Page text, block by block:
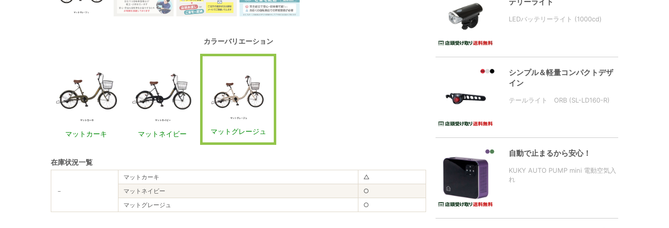
カラーバリエーション
マットカーキ マットネイビー マットグレージュ
在庫状況一覧
－
マットカーキ
△
マットネイビー
○
マットグレージュ
○
テリーライト
LEDバッテリーライト (1000cd)
シンプル＆軽量コンパクトデザ
イン
テールライト ORB (SL-LD160-R)
自動で止まるから安心！
KUKY AUTO PUMP mini 電動空気入
れ